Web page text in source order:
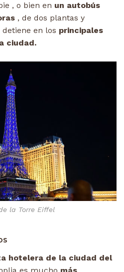
, o bien en un autobús
, de dos plantas y
en los principales
ciudad.
la Torre Eiffel
hotelera de la ciudad del